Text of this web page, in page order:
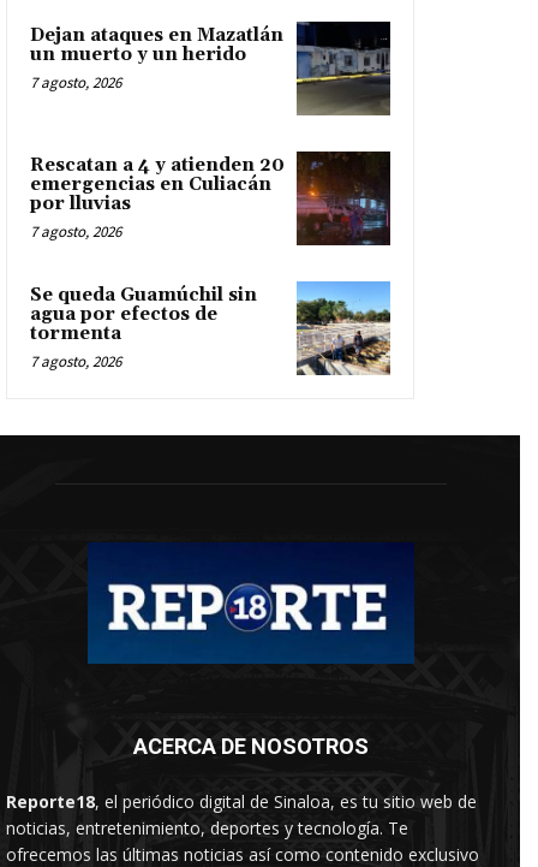
Dejan ataques en Mazatlán
un muerto y un herido
7 agosto, 2026
Rescatan a 4 y atienden 20
emergencias en Culiacán
por lluvias
7 agosto, 2026
Se queda Guamúchil sin
agua por efectos de
tormenta
7 agosto, 2026
ACERCA DE NOSOTROS
Reporte18, el periódico digital de Sinaloa, es tu sitio web de
noticias, entretenimiento, deportes y tecnología. Te
ofrecemos las últimas noticias así como contenido exclusivo